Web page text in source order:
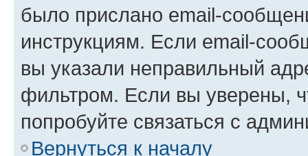
было прислано email-
инструкциям. Если email-
вы указали неправильный
фильтром. Если вы уверены,
попробуйте связаться с
Вернуться к началу